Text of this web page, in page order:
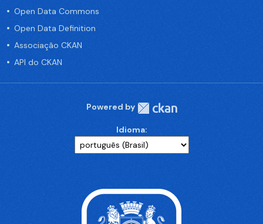
Open Data Commons
Open Data Definition
Associação CKAN
API do CKAN
Powered by
Idioma